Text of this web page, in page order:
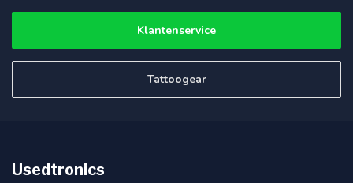
Klantenservice
Tattoogear
Usedtronics